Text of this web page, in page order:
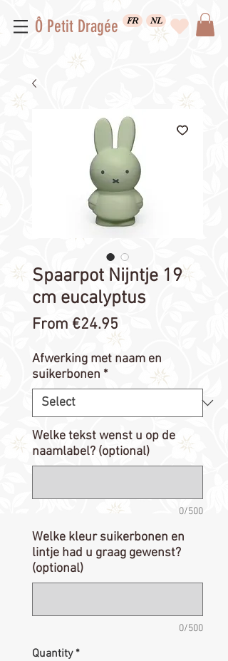
Ô Petit Dragée FR NL
Spaarpot Nijntje 19
cm eucalyptus
From €24.95
Price
Afwerking met naam en
suikerbonen *
Welke tekst wenst u op de
naamlabel? (optional)
0/500
Welke kleur suikerbonen en
lintje had u graag gewenst?
(optional)
0/500
Quantity *